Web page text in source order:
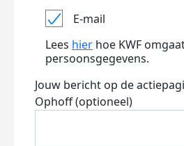
E-mail
Lees hier hoe KWF
persoonsgegevens.
Jouw bericht op de
Ophoff (optioneel)